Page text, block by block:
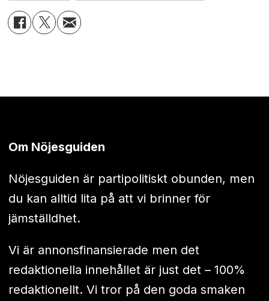
Om Nöjesguiden
Nöjesguiden är partipolitiskt obunden, men
du kan alltid lita på att vi brinner för
jämställdhet.
Vi är annonsfinansierade men det
redaktionella innehållet är just det – 100%
redaktionellt. Vi tror på den goda smaken